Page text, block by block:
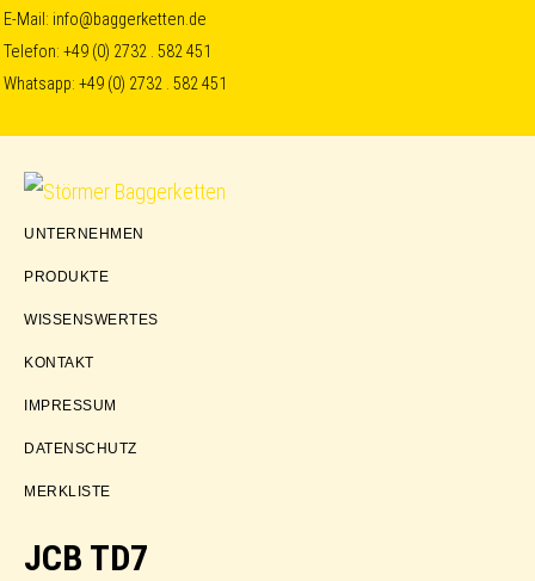
Skip
to
primary
navigation
Skip
to
content
Skip
to
E-Mail: info@baggerketten.de
Telefon:+49 (0) 2732 . 582 451
Whatsapp:+49 (0) 2732 . 582 451
Störmer
UNTERNEHMEN
PRODUKTE
WISSENSWERTES
KONTAKT
IMPRESSUM
DATENSCHUTZ
MERKLISTE
JCB TD7